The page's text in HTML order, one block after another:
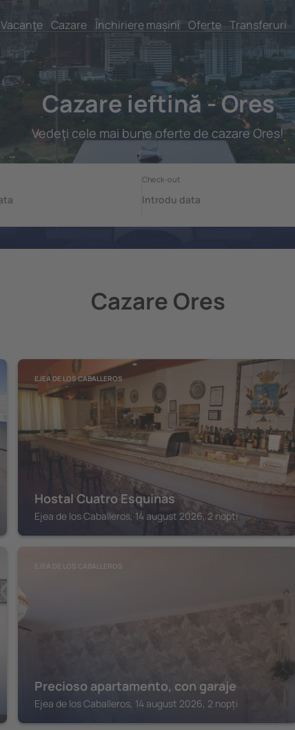
Vacanţe Cazare Închiriere mașini Oferte Transferuri
Cazare ieftină - Ores
Vedeţi cele mai bune oferte de cazare Ores!
Cazare Ores
EJEA DE LOS CABALLEROS
Hostal Cuatro Esquinas
Ejea de los Caballeros, 14 august 2026, 2 nopți
EJEA DE LOS CABALLEROS
Precioso apartamento, con garaje
Ejea de los Caballeros, 14 august 2026, 2 nopți